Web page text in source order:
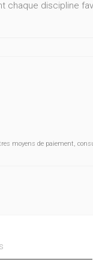
discipline
moyens de paiement,